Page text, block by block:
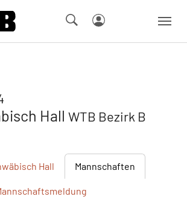
Hall WTB Bezirk B
Hall Mannschaften